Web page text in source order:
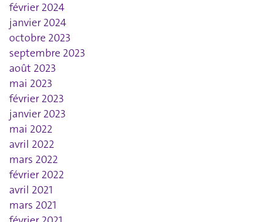
février 2024
janvier 2024
octobre 2023
septembre 2023
août 2023
mai 2023
février 2023
janvier 2023
mai 2022
avril 2022
mars 2022
février 2022
avril 2021
mars 2021